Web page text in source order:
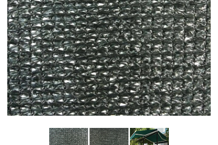
LƯỚI CHE NẮNG
LƯỚI PHƠI NÔNG SẢN